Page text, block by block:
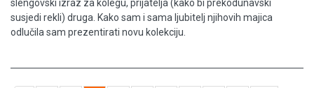
slengovski izraz za kolegu, prijatelja (kako bi prekodunavski
susjedi rekli) druga. Kako sam i sama ljubitelj njihovih majica
odlučila sam prezentirati novu kolekciju.